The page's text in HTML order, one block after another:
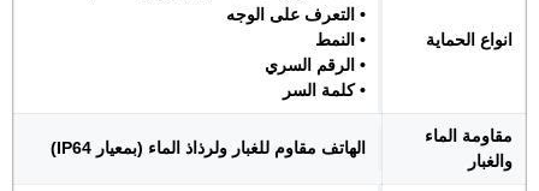
انواع الحماية
• التعرف على الوجه
• النمط
• الرقم السري
• كلمة السر
مقاومة الماء
والغبار
الهاتف مقاوم للغبار ولرذاذ الماء (بمعيار IP64)